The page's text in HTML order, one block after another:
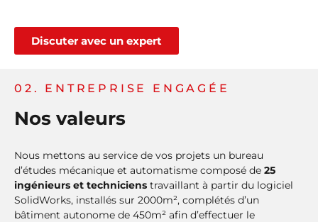
Discuter avec un expert
02. ENTREPRISE ENGAGÉE
Nos valeurs
Nous mettons au service de vos projets un bureau
d’études mécanique et automatisme composé de 25
ingénieurs et techniciens travaillant à partir du logiciel
SolidWorks, installés sur 2000m², complétés d’un
bâtiment autonome de 450m² afin d’effectuer le